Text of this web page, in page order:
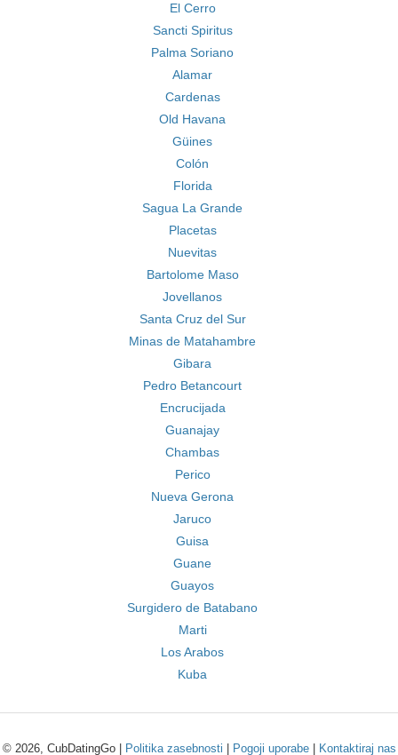
El Cerro
Sancti Spiritus
Palma Soriano
Alamar
Cardenas
Old Havana
Güines
Colón
Florida
Sagua La Grande
Placetas
Nuevitas
Bartolome Maso
Jovellanos
Santa Cruz del Sur
Minas de Matahambre
Gibara
Pedro Betancourt
Encrucijada
Guanajay
Chambas
Perico
Nueva Gerona
Jaruco
Guisa
Guane
Guayos
Surgidero de Batabano
Marti
Los Arabos
Kuba
© 2026, CubDatingGo | Politika zasebnosti Pogoji uporabe| Kontaktiraj nas